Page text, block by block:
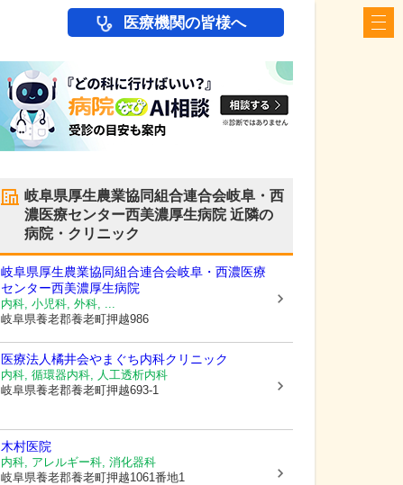
医療機関の皆様へ
岐阜県厚生農業協同組合連合会岐阜・西
濃医療センター西美濃厚生病院近隣の
病院・クリニック
岐阜県厚生農業協同組合連合会岐阜・西濃医療
センター西美濃厚生病院
内科, 小児科, 外科, ...
岐阜県養老郡養老町押越986
医療法人橘井会やまぐち内科クリニック
内科, 循環器内科, 人工透析内科
岐阜県養老郡養老町押越693-1
木村医院
内科, アレルギー科, 消化器科
岐阜県養老郡養老町押越1061番地1